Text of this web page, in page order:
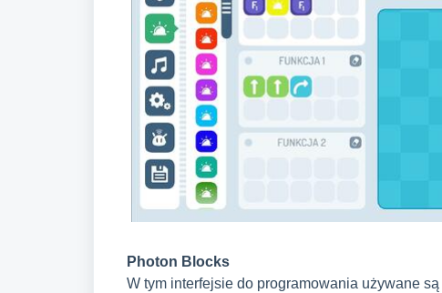
Photon Blocks
W tym interfejsie do programowania używane